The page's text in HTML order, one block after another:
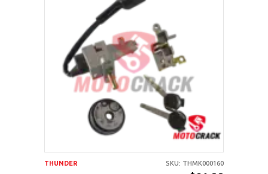
AÑADIR AL CARRITO
THUNDER SKU: THMK000160